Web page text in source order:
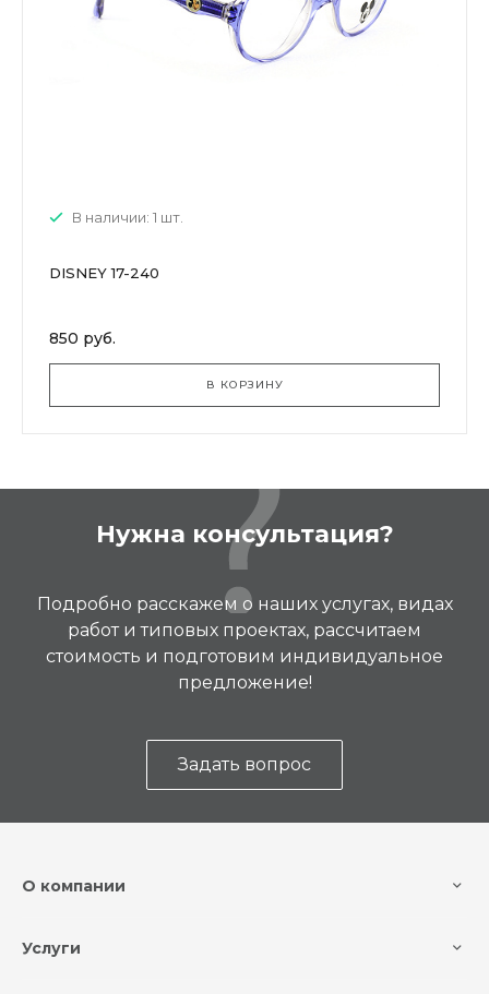
В наличии: 1 шт.
DISNEY 17-240
850 руб.
В КОРЗИНУ
Нужна консультация?
Подробно расскажем о наших услугах, видах
работ и типовых проектах, рассчитаем
стоимость и подготовим индивидуальное
предложение!
Задать вопрос
О компании
Услуги